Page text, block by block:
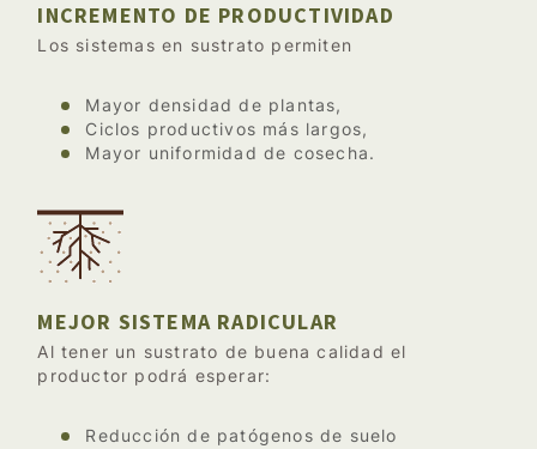
INCREMENTO DE PRODUCTIVIDAD
Los sistemas en sustrato permiten
Mayor densidad de plantas,
Ciclos productivos más largos,
Mayor uniformidad de cosecha.
MEJOR SISTEMA RADICULAR
Al tener un sustrato de buena calidad el
productor podrá esperar:
Reducción de patógenos de suelo